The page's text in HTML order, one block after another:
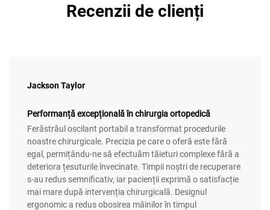
Recenzii de clienți
Jackson Taylor
Performanță excepțională în chirurgia ortopedică
Ferăstrăul oscilant portabil a transformat procedurile
noastre chirurgicale. Precizia pe care o oferă este fără
egal, permițându-ne să efectuăm tăieturi complexe fără a
deteriora țesuturile învecinate. Timpii noștri de recuperare
s-au redus semnificativ, iar pacienții exprimă o satisfacție
mai mare după intervenția chirurgicală. Designul
ergonomic a redus obosirea mâinilor în timpul